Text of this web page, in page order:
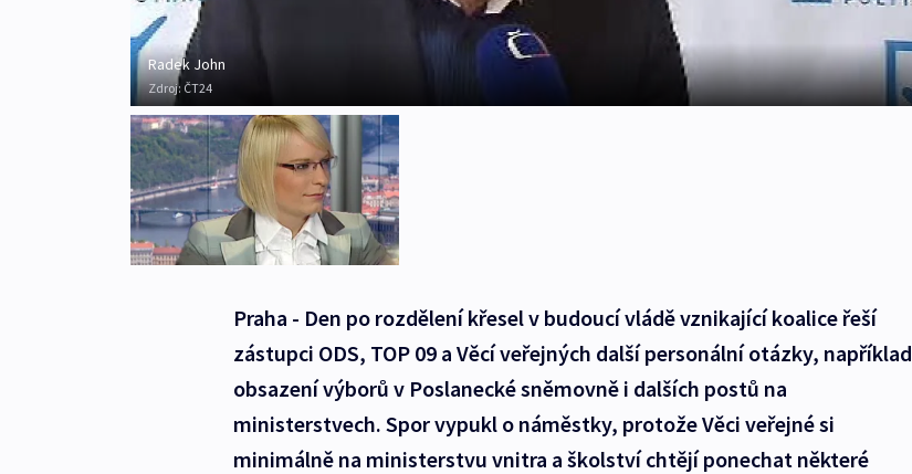
Radek John
Zdroj: ČT24
Praha - Den po rozdělení křesel v budoucí vládě vznikající koalice řeší
zástupci ODS, TOP 09 a Věcí veřejných další personální otázky, například
obsazení výborů v Poslanecké sněmovně i dalších postů na
ministerstvech. Spor vypukl o náměstky, protože Věci veřejné si
minimálně na ministerstvu vnitra a školství chtějí ponechat některé